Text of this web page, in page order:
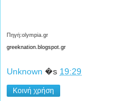
Πηγή:olympia.gr
greeknation.blogspot.gr
Unknown �s 19:29
Κοινή χρήση